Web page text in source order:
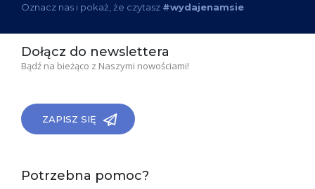
Oznacz nas i pokaż, że czytasz #wydajenamsie
Dołącz do newslettera
Bądź na bieżąco z Naszymi nowościami!
ZAPISZ SIĘ
Potrzebna pomoc?